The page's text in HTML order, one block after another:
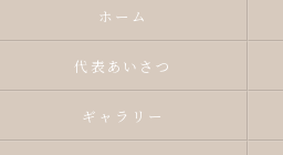
ホーム
代表あいさつ
ギャラリー